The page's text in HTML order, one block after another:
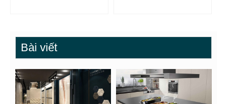
Bài viết